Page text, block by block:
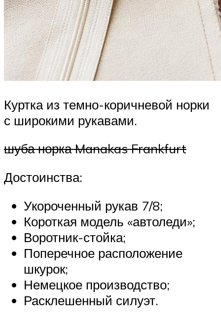
Куртка из темно-коричневой норки
с широкими рукавами.
шуба норка Manakas Frankfurt
Достоинства:
Укороченный рукав 7/8;
Короткая модель «автоледи»;
Воротник-стойка;
Поперечное расположение
шкурок;
Немецкое производство;
Расклешенный силуэт.